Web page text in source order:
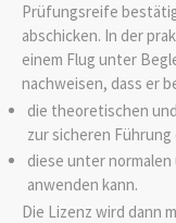
Prüfungsreife
abschicken. In der
einem Flug unter
nachweisen, dass er
die theoretischen
zur sicheren
diese unter
anwenden kann.
Die Lizenz wird dann